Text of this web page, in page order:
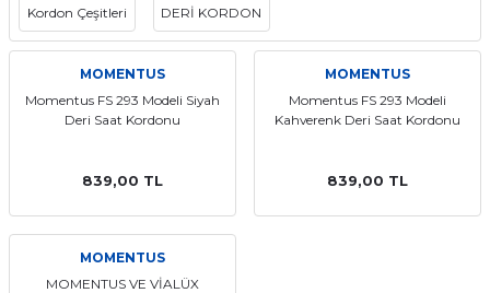
Kordonları
Kordon Çeşitleri
DERİ KORDON
MOMENTUS
Momentus FS 293 Modeli Siyah
Deri Saat Kordonu
839,00 TL
MOMENTUS
Momentus FS 293 Modeli
Kahverenk Deri Saat Kordonu
839,00 TL
MOMENTUS
MOMENTUS VE VİALÜX